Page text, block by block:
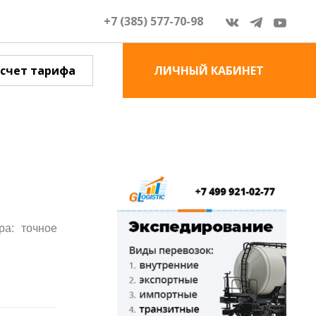
+7 (385) 577-70-98
тарифа ЛИЧНЫЙ КАБИНЕТ
точное